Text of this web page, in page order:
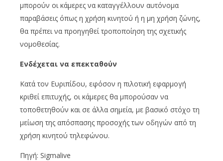
μπορούν οι κάμερες να καταγγέλλουν αυτόνομα
παραβάσεις όπως η χρήση κινητού ή η μη χρήση ζώνης,
θα πρέπει να προηγηθεί τροποποίηση της σχετικής
νομοθεσίας.
Ενδέχεται να επεκταθούν
Κατά τον Ευριπίδου, εφόσον η πιλοτική εφαρμογή
κριθεί επιτυχής, οι κάμερες θα μπορούσαν να
τοποθετηθούν και σε άλλα σημεία, με βασικό στόχο τη
μείωση της απόσπασης προσοχής των οδηγών από τη
χρήση κινητού τηλεφώνου.
Πηγή: Sigmalive